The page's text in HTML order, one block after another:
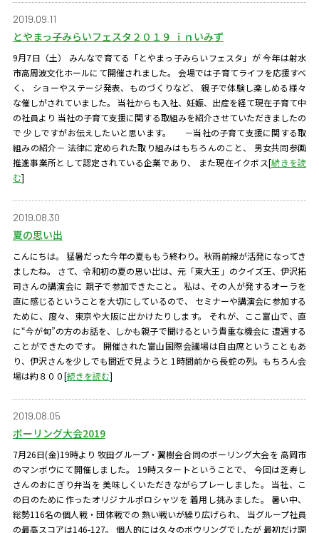
2019.09.11
とやまっ子みらいフェスタ２０１９ ｉｎいみず
9月7日（土） みんなで育てる「とやまっ子みらいフェスタ」が 今年は射水
市高周波文化ホールにて開催されました。 会場では子育てライフを応援すべ
く、 ショーやステージ発表、ものづくりなど、 親子で体験し楽しめる様々
な催しがされていました。 当社からも入社、妊娠、出産を経て現在子育て中
の社員より 当社の子育て支援に関する取組みを紹介させていただきましたの
で 少しですがお伝えしたいと思います。 －当社の子育て支援に関する取
組みの紹介－ 法律に定められた取り組みはもちろんのこと、 男女共同参画
推進事業所として認定されている企業であり、 また現在イクボス[続きを読
む]
2019.08.30
夏の思い出
こんにちは。 猛暑だった今年の夏ももう終わり。秋雨前線が活発になってき
ましたね。 さて、令和初の夏の思い出は、元「東大王」のクイズ王、伊沢拓
司さんの講演会に 親子で参加できたこと。 私は、その人が発するオーラを
直に感じるということを大切にしているので、 セミナーや講演会に参加する
ために、度々、東京や大阪に出かけたりします。 それが、ここ富山で、直
に“今が旬”の方のお話を、しかも親子で聞けるという貴重な機会に 遭遇する
ことができたのです。 開催された富山国際会議場は自由席ということもあ
り、伊沢さんを少しでも間近で見ようと 1時間前から長蛇の列。もちろん会
場は約８００[続きを読む]
2019.08.05
ボーリング大会2019
7月26日(金)19時より 牧田グループ・翼樹会合同のボーリング大会を 高岡市
のマンボウにて開催しました。 19時スタートということで、 今回は芝寿し
さんのおにぎり弁当を 美味しくいただきながらプレーしました。 当社、こ
の日のために作ったオリジナルポロシャツを 着用し挑みました。 暑い中、
総勢116名の個人戦・団体戦での 熱い戦いが繰り広げられ、 当グループ社員
の最高スコアは146-127。 個人的には久々のボウリングでしたが 最初だけ調